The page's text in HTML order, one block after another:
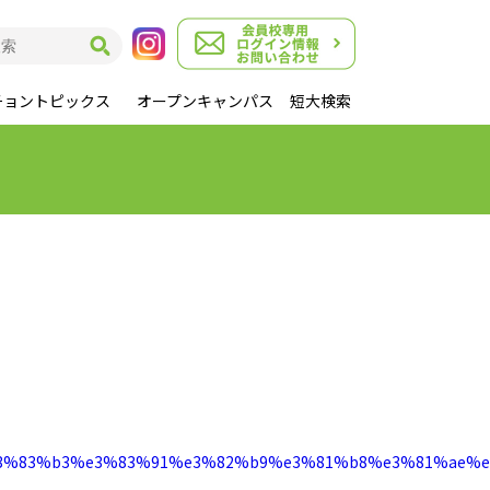
ントピックス オープンキャンパス 短大検索